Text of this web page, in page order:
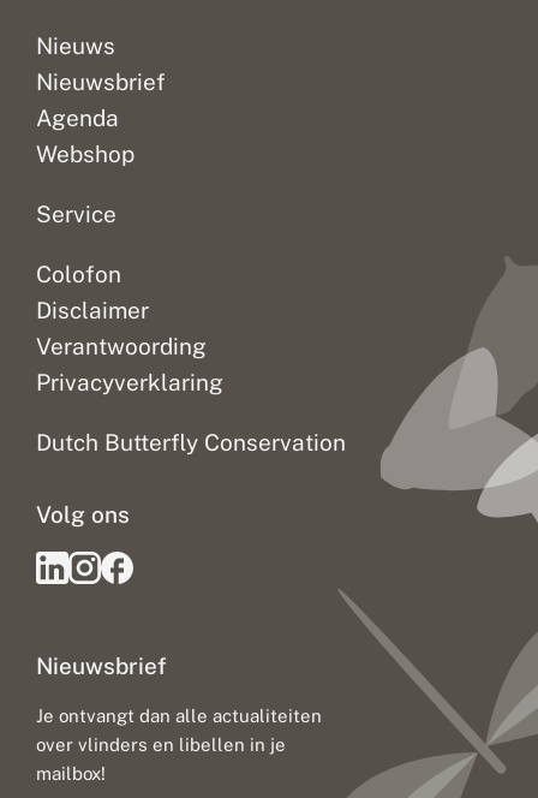
Nieuws
Nieuwsbrief
Agenda
Webshop
Service
Colofon
Disclaimer
Verantwoording
Privacyverklaring
Dutch Butterfly Conservation
Nieuwsbrief
Je ontvangt dan alle actualiteiten
over vlinders en libellen in je
mailbox!
Volg ons